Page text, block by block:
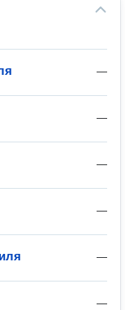
—
—
—
—
—
—